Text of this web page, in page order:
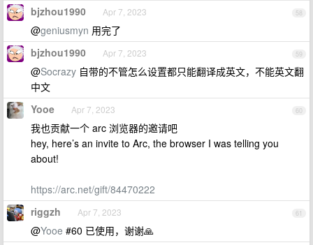
58
bjzhou1990 Apr 7, 2023
@geniusmyn 用完了
59
bjzhou1990 Apr 7, 2023
@Socrazy 自带的不管怎么设置都只能翻译成英文，不能英文翻
中文
60
Yooe Apr 7, 2023
我也贡献一个 arc 浏览器的邀请吧
hey, here’s an invite to Arc, the browser I was telling you
about!
https://arc.net/gift/84470222
61
riggzh Apr 7, 2023
@Yooe #60 已使用，谢谢🙏